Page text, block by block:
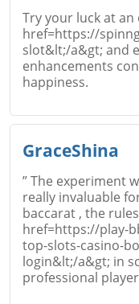
Email
Коментар*
Try your luck at
href=https://
slot&lt;/a&gt; and
enhancements
happiness.
Email
GraceShina
” The experiment
really invaluable
baccarat , the
href=https://play-
top-slots-casino-
login&lt;/a&gt; in
professional